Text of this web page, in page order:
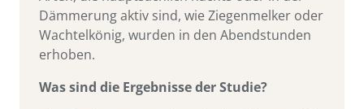
Dämmerung aktiv sind, wie Ziegenmelker oder
Wachtelkönig, wurden in den Abendstunden
erhoben.
Was sind die Ergebnisse der Studie?